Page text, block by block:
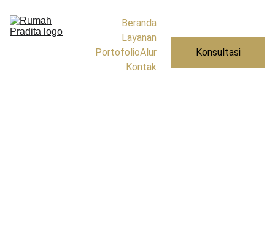
Beranda
Layanan
PortofolioAlur
Kontak
Konsultasi